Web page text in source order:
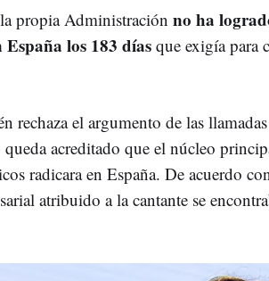
propia Administración no ha
España los 183 días que exigía para
rechaza el argumento de las llamadas
acreditado que el núcleo
radicara en España. De acuerdo
atribuido a la cantante se